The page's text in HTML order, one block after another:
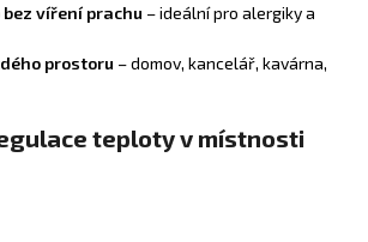
víření prachu – ideální pro alergiky a
prostoru – domov, kancelář, kavárna,
teploty v místnosti